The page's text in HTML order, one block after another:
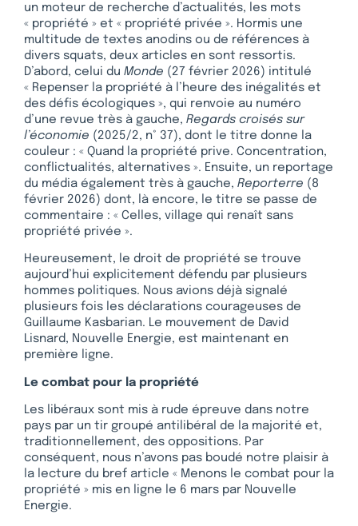
un moteur de recherche d’actualités, les mots
« propriété » et « propriété privée ». Hormis une
multitude de textes anodins ou de références à
divers squats, deux articles en sont ressortis.
D’abord, celui du Monde (27 février 2026) intitulé
« Repenser la propriété à l’heure des inégalités et
des défis écologiques », qui renvoie au numéro
d’une revue très à gauche, Regards croisés sur
l’économie (2025/2, n° 37), dont le titre donne la
couleur : « Quand la propriété prive. Concentration,
conflictualités, alternatives ». Ensuite, un reportage
du média également très à gauche, Reporterre (8
février 2026) dont, là encore, le titre se passe de
commentaire : « Celles, village qui renaît sans
propriété privée ».
Heureusement, le droit de propriété se trouve
aujourd’hui explicitement défendu par plusieurs
hommes politiques. Nous avions déjà signalé
plusieurs fois les déclarations courageuses de
Guillaume Kasbarian. Le mouvement de David
Lisnard, Nouvelle Energie, est maintenant en
première ligne.
Le combat pour la propriété
Les libéraux sont mis à rude épreuve dans notre
pays par un tir groupé antilibéral de la majorité et,
traditionnellement, des oppositions. Par
conséquent, nous n’avons pas boudé notre plaisir à
la lecture du bref article « Menons le combat pour la
propriété » mis en ligne le 6 mars par Nouvelle
Energie.